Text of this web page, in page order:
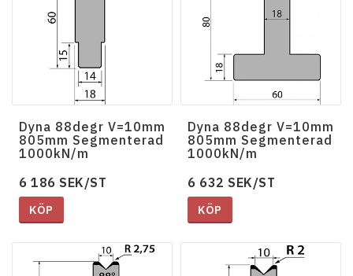
Dyna 88degr V=10mm
805mm Segmenterad
1000kN/m
6 186 SEK/ST
KÖP
Dyna 88degr V=10mm
805mm Segmenterad
1000kN/m
6 632 SEK/ST
KÖP